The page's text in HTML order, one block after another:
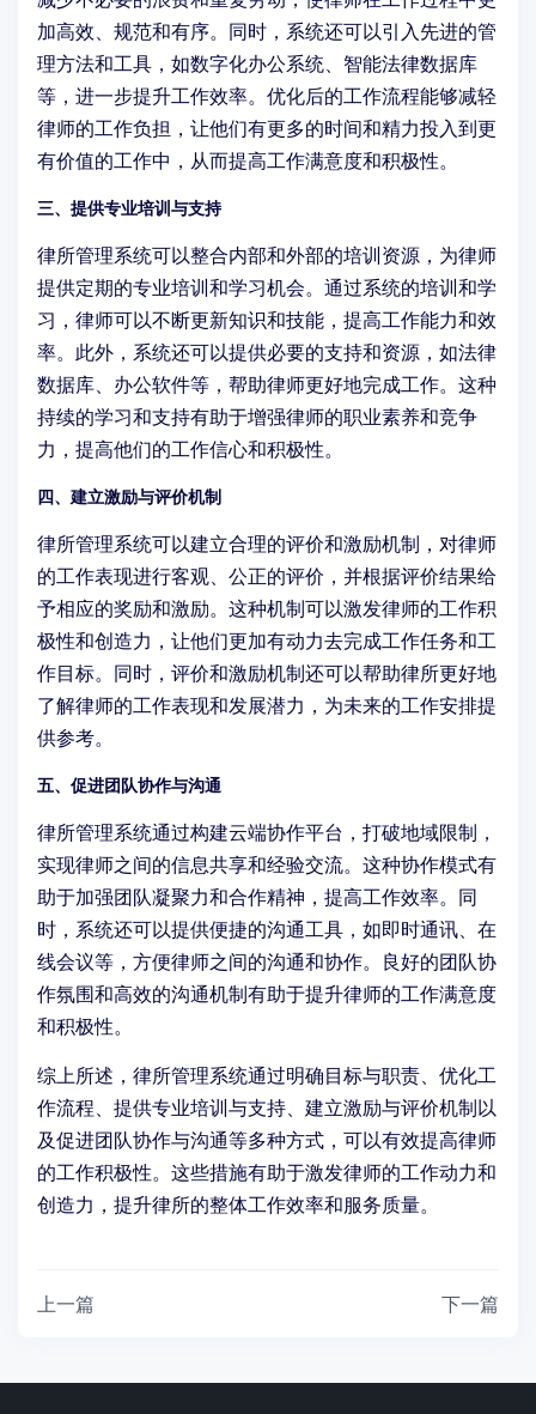
加高效、规范和有序。同时，系统还可以引入先进的管
理方法和工具，如数字化办公系统、智能法律数据库
等，进一步提升工作效率。优化后的工作流程能够减轻
律师的工作负担，让他们有更多的时间和精力投入到更
有价值的工作中，从而提高工作满意度和积极性。
三、提供专业培训与支持
律所管理系统可以整合内部和外部的培训资源，为律师
提供定期的专业培训和学习机会。通过系统的培训和学
习，律师可以不断更新知识和技能，提高工作能力和效
率。此外，系统还可以提供必要的支持和资源，如法律
数据库、办公软件等，帮助律师更好地完成工作。这种
持续的学习和支持有助于增强律师的职业素养和竞争
力，提高他们的工作信心和积极性。
四、建立激励与评价机制
律所管理系统可以建立合理的评价和激励机制，对律师
的工作表现进行客观、公正的评价，并根据评价结果给
予相应的奖励和激励。这种机制可以激发律师的工作积
极性和创造力，让他们更加有动力去完成工作任务和工
作目标。同时，评价和激励机制还可以帮助律所更好地
了解律师的工作表现和发展潜力，为未来的工作安排提
供参考。
五、促进团队协作与沟通
律所管理系统通过构建云端协作平台，打破地域限制，
实现律师之间的信息共享和经验交流。这种协作模式有
助于加强团队凝聚力和合作精神，提高工作效率。同
时，系统还可以提供便捷的沟通工具，如即时通讯、在
线会议等，方便律师之间的沟通和协作。良好的团队协
作氛围和高效的沟通机制有助于提升律师的工作满意度
和积极性。
综上所述，律所管理系统通过明确目标与职责、优化工
作流程、提供专业培训与支持、建立激励与评价机制以
及促进团队协作与沟通等多种方式，可以有效提高律师
的工作积极性。这些措施有助于激发律师的工作动力和
创造力，提升律所的整体工作效率和服务质量。
上一篇 下一篇